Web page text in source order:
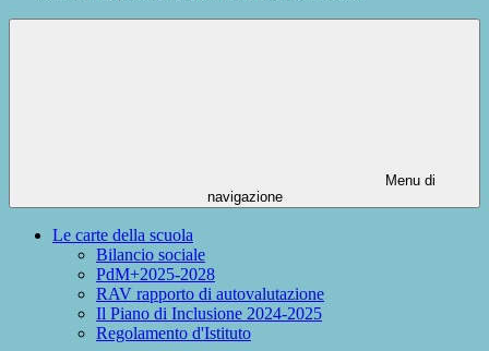
Menu di
navigazione
Le carte della scuola
Bilancio sociale
PdM+2025-2028
RAV rapporto di autovalutazione
Il Piano di Inclusione 2024-2025
Regolamento d'Istituto